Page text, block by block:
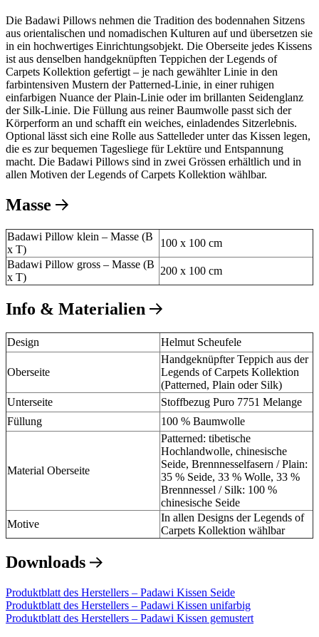
Die Badawi Pillows nehmen die Tradition des bodennahen Sitzens
aus orientalischen und nomadischen Kulturen auf und übersetzen sie
in ein hochwertiges Einrichtungsobjekt. Die Oberseite jedes Kissens
ist aus denselben handgeknüpften Teppichen der Legends of
Carpets Kollektion gefertigt – je nach gewählter Linie in den
farbintensiven Mustern der Patterned-Linie, in einer ruhigen
einfarbigen Nuance der Plain-Linie oder im brillanten Seidenglanz
der Silk-Linie. Die Füllung aus reiner Baumwolle passt sich der
Körperform an und schafft ein weiches, einladendes Sitzerlebnis.
Optional lässt sich eine Rolle aus Sattelleder unter das Kissen legen,
die es zur bequemen Tagesliege für Lektüre und Entspannung
macht. Die Badawi Pillows sind in zwei Grössen erhältlich und in
allen Motiven der Legends of Carpets Kollektion wählbar.
Masse
Badawi Pillow klein – Masse (B
x T)
100 x 100 cm
Badawi Pillow gross – Masse (B
x T)
200 x 100 cm
Info & Materialien
Design Helmut Scheufele
Oberseite
Handgeknüpfter Teppich aus der
Legends of Carpets Kollektion
(Patterned, Plain oder Silk)
Unterseite
Stoffbezug Puro 7751 Melange
Füllung
100 % Baumwolle
Material Oberseite
Patterned: tibetische
Hochlandwolle, chinesische
Seide, Brennnesselfasern / Plain:
35 % Seide, 33 % Wolle, 33 %
Brennnessel / Silk: 100 %
chinesische Seide
Motive
In allen Designs der Legends of
Carpets Kollektion wählbar
Downloads
Produktblatt des Herstellers – Padawi Kissen Seide
Produktblatt des Herstellers – Padawi Kissen unifarbig
Produktblatt des Herstellers – Padawi Kissen gemustert